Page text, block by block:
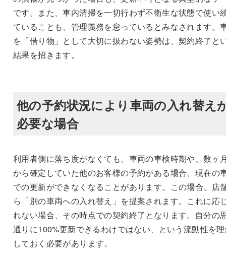
です。また、車内清掃を一切行わず不衛生な状態で使い
ていることも、管理義務を怠っているとみなされます。
を「借り物」として大切に扱わない姿勢は、契約終了と
結果を招きます。
他の予約状況により車両の入れ替え
必要な場合
利用者側に落ち度がなくても、車両の車検時期や、数ヶ
から確定していた他のお客様の予約がある場合、現在の
での更新ができなくなることがあります。この場合、店
ら「別の車両への入れ替え」を提案されます。これに応
れない場合、その時点での契約終了となります。自分の
通りに100%更新できるわけではない、という流動性を
しておく必要があります。